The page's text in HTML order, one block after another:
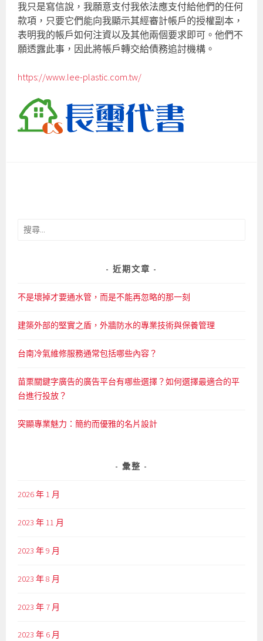
我只是寫信說，我願意支付我依法應支付給他們的任何
款項，只要它們能向我顯示其經審計帳戶的授權副本，
表明我的帳戶如何注資以及其他兩個要求即可。他們不
願透露此事，因此將帳戶轉交給債務追討機構。
https://www.lee-plastic.com.tw/
搜
近期文章
不是壞掉才要通水管，而是不能再忽略的那一刻
建築外部的堅實之盾，外牆防水的專業技術與保養管理
台南冷氣維修服務通常包括哪些內容？
苗栗關鍵字廣告的廣告平台有哪些選擇？如何選擇最適合的平
台進行投放？
突顯專業魅力：簡約而優雅的名片設計
彙整
2026 年 1 月
2023 年 11 月
2023 年 9 月
2023 年 8 月
2023 年 7 月
2023 年 6 月